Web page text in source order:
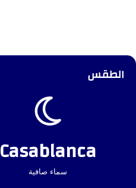
الطقس
Casablanca
سماء صافية